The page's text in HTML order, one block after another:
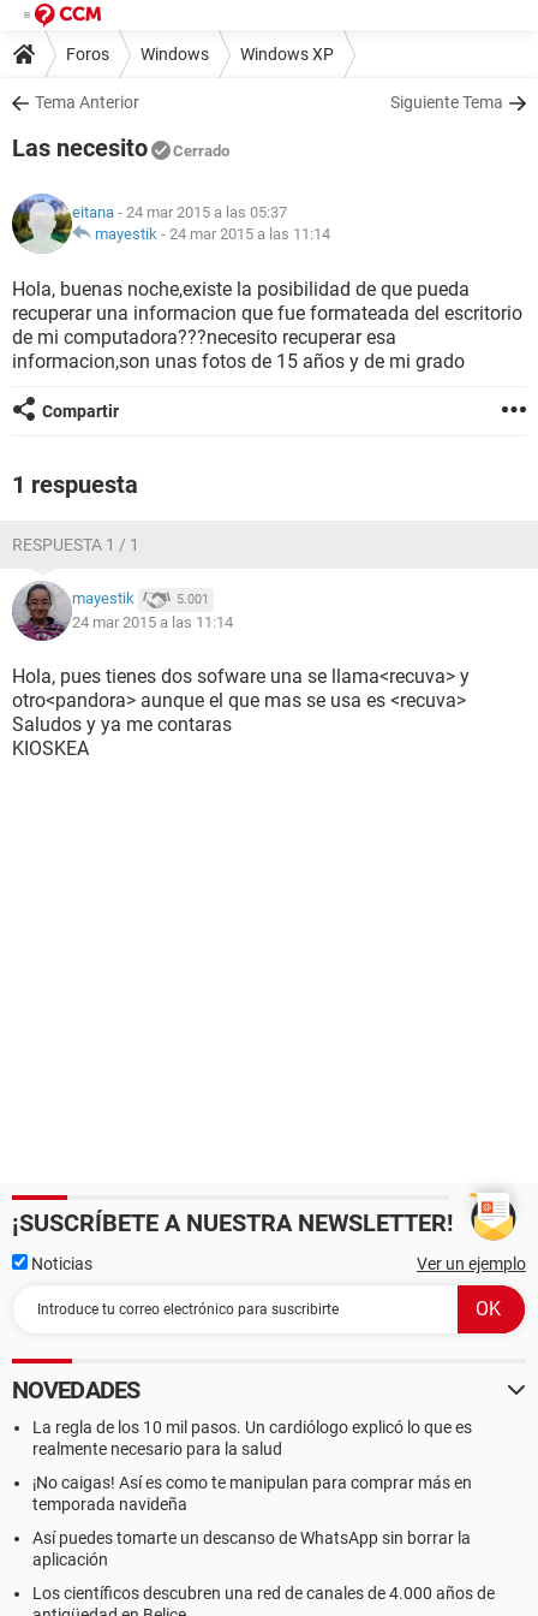
Foros Windows Windows XP
Tema Anterior Siguiente Tema
Las necesito Cerrado
eitana - 24 mar 2015 a las 05:37
mayestik - 24 mar 2015 a las 11:14
Hola, buenas noche,existe la posibilidad de que pueda
recuperar una informacion que fue formateada del escritorio
de mi computadora???necesito recuperar esa
informacion,son unas fotos de 15 años y de mi grado
Compartir
1 respuesta
RESPUESTA 1 / 1
mayestik 5.001
24 mar 2015 a las 11:14
Hola, pues tienes dos sofware una se llama<recuva> y
otro<pandora> aunque el que mas se usa es <recuva>
Saludos y ya me contaras
KIOSKEA
¡SUSCRÍBETE A NUESTRA NEWSLETTER!
Noticias Ver un ejemplo
NOVEDADES
La regla de los 10 mil pasos. Un cardiólogo explicó lo que es
realmente necesario para la salud
¡No caigas! Así es como te manipulan para comprar más en
temporada navideña
Así puedes tomarte un descanso de WhatsApp sin borrar la
aplicación
Los científicos descubren una red de canales de 4.000 años de